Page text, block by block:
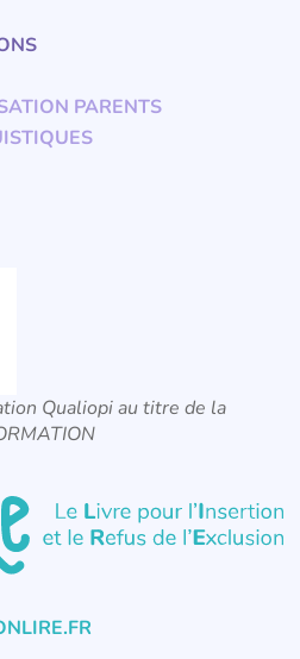
PARENTS
Qualiopi au titre de la